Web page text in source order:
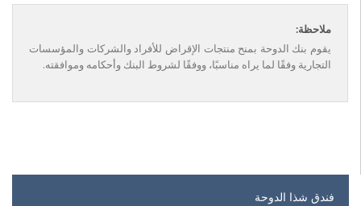
ملاحظة:
يقوم بنك الدوحة بمنح منتجات الإقراض للأفراد والشركات والمؤسسات
التجارية وفقًا لما يراه مناسبًا، ووفقًا لشروط البنك وأحكامه وموافقته.
فندق شذا الدوحة